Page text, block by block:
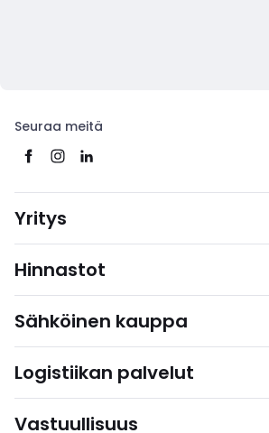
Seuraa meitä
Yritys
Hinnastot
Sähköinen kauppa
Logistiikan palvelut
Vastuullisuus